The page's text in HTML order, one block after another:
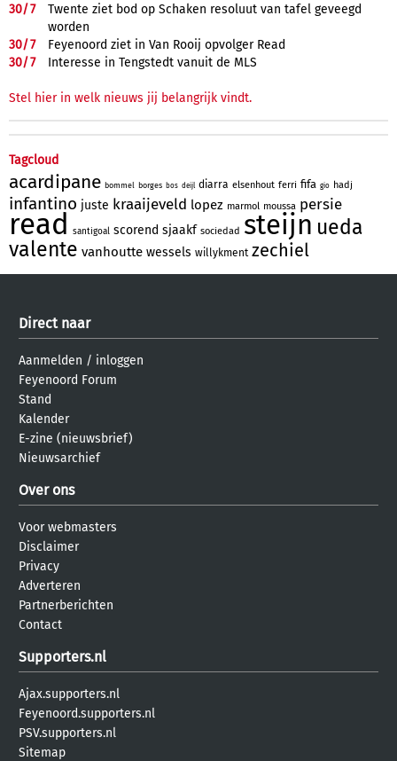
30/7
Twente ziet bod op Schaken resoluut van tafel geveegd
worden
30/7
Feyenoord ziet in Van Rooij opvolger Read
30/7 Interesse in Tengstedt vanuit de MLS
Stel hier in welk nieuws jij belangrijk vindt.
Tagcloud
acardipane bommel borges bos deijl diarra elsenhout ferri fifa gio hadj
infantino juste kraaijeveld lopez marmol moussa persie
read santigoal scorend sjaakf sociedad steijn ueda
valente vanhoutte wessels willykment zechiel
Direct naar
Aanmelden / inloggen
Feyenoord Forum
Stand
Kalender
E-zine (nieuwsbrief)
Nieuwsarchief
Over ons
Voor webmasters
Disclaimer
Privacy
Adverteren
Partnerberichten
Contact
Supporters.nl
Ajax.supporters.nl
Feyenoord.supporters.nl
PSV.supporters.nl
Sitemap